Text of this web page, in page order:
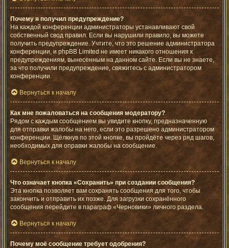
Почему я получил предупреждение?
На каждой конференции администраторы устанавливают свой
собственный свод правил. Если вы нарушили правило, вы можете
получить предупреждение. Учтите, что это решение администратора
конференции, и phpBB Limited не имеет никакого отношения к
предупреждениям, вынесенным на данном сайте. Если вы не знаете,
за что получили предупреждение, свяжитесь с администратором
конференции.
Вернуться к началу
Как мне пожаловаться на сообщения модератору?
Рядом с каждым сообщением вы увидите кнопку, предназначенную
для отправки жалобы на него, если это разрешено администратором
конференции. Щёлкнув по этой кнопке, вы пройдёте через ряд шагов,
необходимых для оправки жалобы на сообщение.
Вернуться к началу
Что означает кнопка «Сохранить» при создании сообщения?
Эта кнопка позволяет вам сохранять сообщения для того, чтобы
закончить и отправить их позже. Для загрузки сохранённого
сообщения перейдите в параграф «Черновики» личного раздела.
Вернуться к началу
Почему моё сообщение требует одобрения?